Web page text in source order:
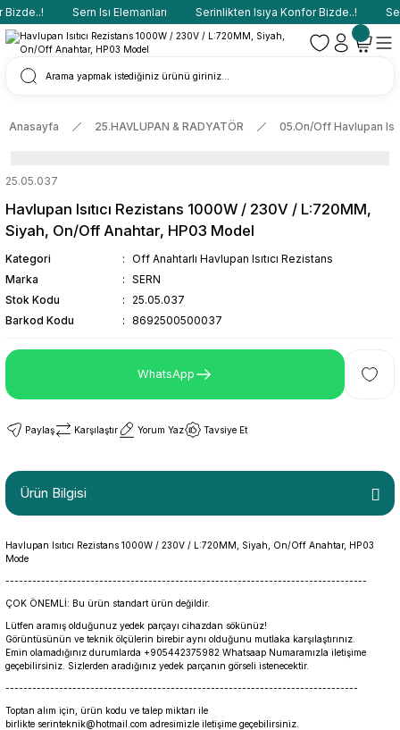
Sern Isı Elemanları Serinlikten Isıya Konfor Bizde..!
Anasayfa 25.HAVLUPAN & RADYATÖR 05.On/Off Havlupan
25.05.037
Havlupan Isıtıcı Rezistans 1000W / 230V / L:720MM,
Siyah, On/Off Anahtar, HP03 Model
Kategori
Off Anahtarlı Havlupan Isıtıcı Rezistans
Marka
SERN
Stok Kodu
25.05.037
Barkod Kodu
8692500500037
WhatsApp
Paylaş Karşılaştır Yorum Yaz Tavsiye Et
Ürün Bilgisi
Havlupan Isıtıcı Rezistans 1000W / 230V / L:720MM, Siyah, On/Off Anahtar, HP03
Mode
---------------------------------------------------------------------------------
ÇOK ÖNEMLİ: Bu ürün standart ürün değildir.
Lütfen aramış olduğunuz yedek parçayı cihazdan sökünüz!
Görüntüsünün ve teknik ölçülerin birebir aynı olduğunu mutlaka karşılaştırınız.
Emin olamadığınız durumlarda +905442375982 Whatsaap Numaramızla iletişime
geçebilirsiniz. Sizlerden aradığınız yedek parçanın görseli istenecektir.
-------------------------------------------------------------------------------
Toptan alım için, ürün kodu ve talep miktarı ile
birlikte serinteknik@hotmail.com adresimizle iletişime geçebilirsiniz.